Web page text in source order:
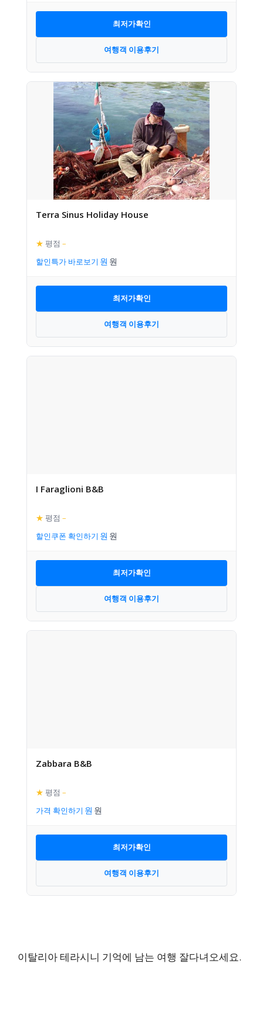
최저가확인
여행객 이용후기
Terra Sinus Holiday House
★ 평점 –
할인특가 바로보기
최저가확인
여행객 이용후기
I Faraglioni B&B
★ 평점 –
할인쿠폰 확인하기
최저가확인
여행객 이용후기
Zabbara B&B
★ 평점 –
가격 확인하기
최저가확인
여행객 이용후기
이탈리아 테라시니 기억에 남는 여행 잘다녀오세요.